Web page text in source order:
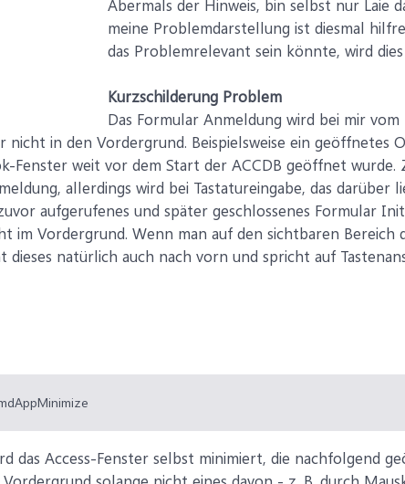
Abermals der Hinweis, bin selbst nur Laie
meine Problemdarstellung ist diesmal
das Problemrelevant sein könnte, wird
Kurzschilderung Problem
Das Formular Anmeldung wird bei mir
nicht in den Vordergrund. Beispielsweise ein
Fenster weit vor dem Start der ACCDB geöffnet
allerdings wird bei Tastatureingabe, das darüber
aufgerufenes und später geschlossenes Formular
im Vordergrund. Wenn man auf den sichtbaren
dieses natürlich auch nach vorn und spricht auf
das Access-Fenster selbst minimiert, die nachfolgend